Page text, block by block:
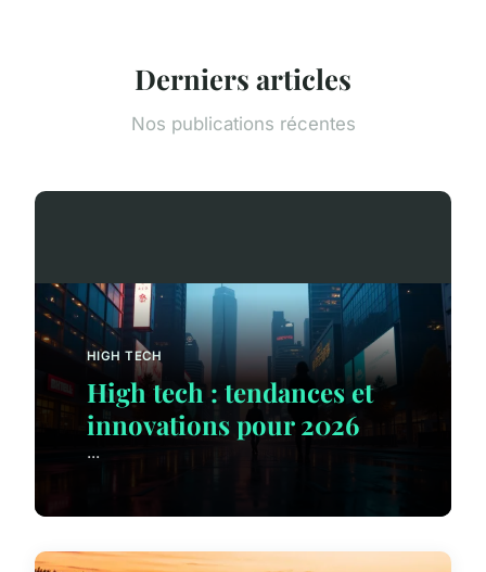
Derniers articles
Nos publications récentes
HIGH TECH
High tech : tendances et
innovations pour 2026
...